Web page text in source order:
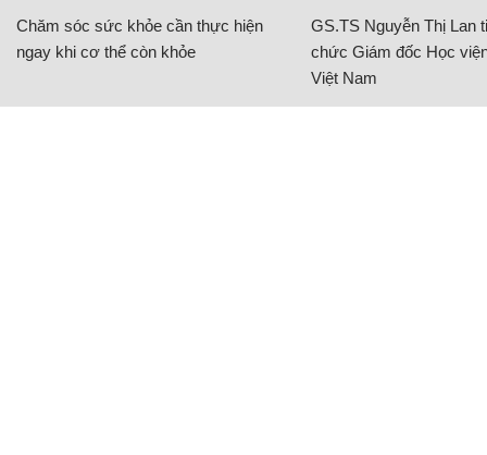
Chăm sóc sức khỏe cần thực hiện
ngay khi cơ thể còn khỏe
GS.TS Nguyễn Thị Lan
chức Giám đốc Học
Việt Nam